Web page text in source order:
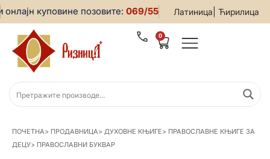
Латиница Ћирилица
куповине позовите:069/5599-019• За све
0
ПОЧЕТНА> ПРОДАВНИЦА> ДУХОВНЕ КЊИГЕ> ПРАВОСЛАВНЕ КЊИГЕ ЗА
ДЕЦУ> ПРАВОСЛАВНИ БУКВАР